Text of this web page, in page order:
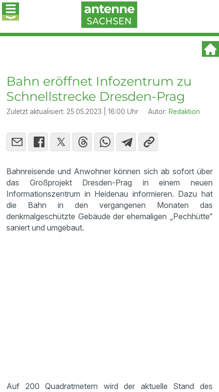
Bahn eröffnet Infozentrum zu
Schnellstrecke Dresden-Prag
Zuletzt aktualisiert: 25.05.2023 | 16:00 Uhr Autor: Redaktion
Bahnreisende und Anwohner können sich ab sofort über
das Großprojekt Dresden-Prag in einem neuen
Informationszentrum in Heidenau informieren. Dazu hat
die Bahn in den vergangenen Monaten das
denkmalgeschützte Gebäude der ehemaligen „Pechhütte“
saniert und umgebaut.
Auf 200 Quadratmetern wird der aktuelle Stand des